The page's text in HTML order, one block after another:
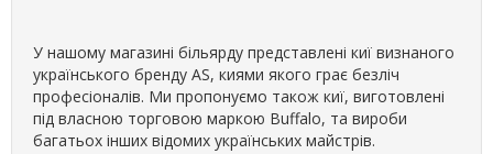
У нашому магазині більярду представлені киї визнаного
українського бренду AS, киями якого грає безліч
професіоналів. Ми пропонуємо також киї, виготовлені
під власною торговою маркою Buffalo, та вироби
багатьох інших відомих українських майстрів.